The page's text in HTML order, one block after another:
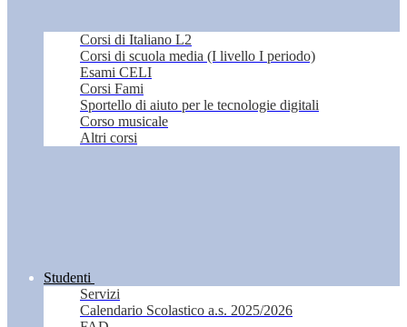
Corsi di Italiano L2
Corsi di scuola media (I livello I periodo)
Esami CELI
Corsi Fami
Sportello di aiuto per le tecnologie digitali
Corso musicale
Altri corsi
Studenti
Servizi
Calendario Scolastico a.s. 2025/2026